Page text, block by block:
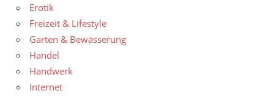
Erotik
Freizeit & Lifestyle
Garten & Bewässerung
Handel
Handwerk
Internet